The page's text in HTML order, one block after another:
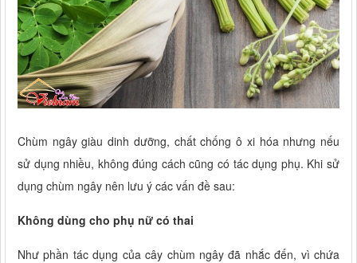
Chùm ngây giàu dinh dưỡng, chất chống ô xi hóa nhưng nếu
sử dụng nhiều, không đúng cách cũng có tác dụng phụ. Khi sử
dụng chùm ngây nên lưu ý các vấn đề sau:
Không dùng cho phụ nữ có thai
Như phần tác dụng của cây chùm ngây đã nhắc đến, vì chứa